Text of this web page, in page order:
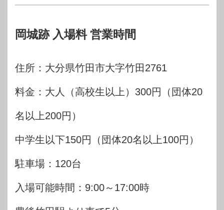
岡城跡 入場料 営業時間
住所：大分県竹田市大字竹田2761
料金：大人（高校生以上）300円（団体20
名以上200円）
中学生以下150円（団体20名以上100円）
駐車場：120台
入場可能時間：9:00～17:00時